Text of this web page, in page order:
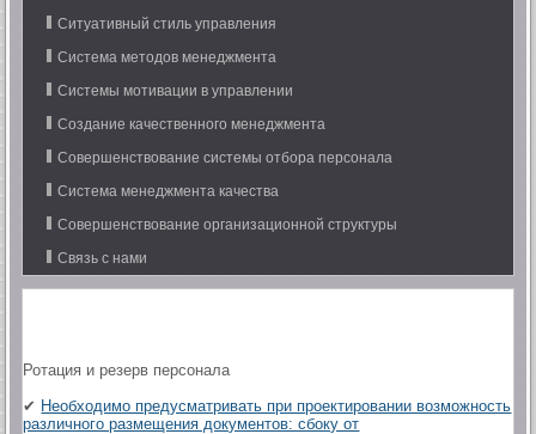
Ситуативный стиль управления
Система методов менеджмента
Системы мотивации в управлении
Создание качественного менеджмента
Совершенствование системы отбора персонала
Система менеджмента качества
Совершенствование организационной структуры
Связь с нами
Ротация и резерв персонала
✔ Необходимо предусматривать при проектировании возможность
различного размещения документов: сбоку от